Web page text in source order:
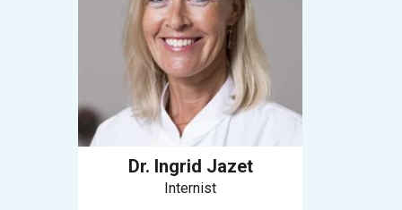
Dr. Ingrid Jazet
Internist